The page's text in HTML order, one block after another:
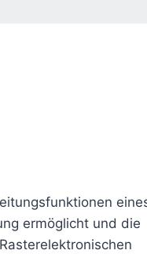
ermöglicht und die